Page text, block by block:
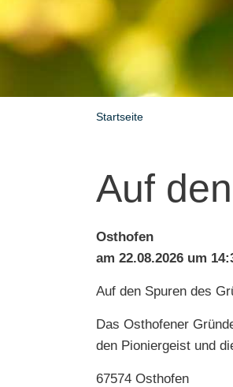
Startseite
Auf
Osthofen
am 22.08.2026 um
Auf den Spuren des
Das Osthofener
den Pioniergeist und
67574 Osthofen